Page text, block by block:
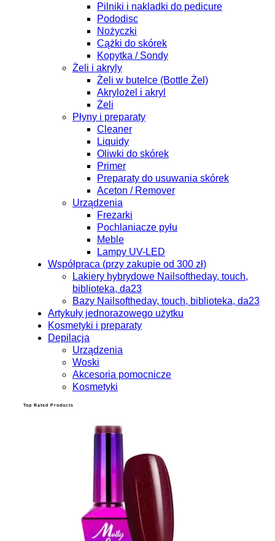
Pilniki i nakladki do pedicure
Pododisc
Nożyczki
Cążki do skórek
Kopytka / Sondy
Żeli i akryly
Żeli w butelce (Bottle Żel)
Akrylożel i akryl
Żeli
Płyny i preparaty
Cleaner
Liquidy
Oliwki do skórek
Primer
Preparaty do usuwania skórek
Aceton / Remover
Urządzenia
Frezarki
Pochlaniacze pyłu
Meble
Lampy UV-LED
Współpraca (przy zakupie od 300 zł)
Lakiery hybrydowe Nailsoftheday, touch,
biblioteka, da23
Bazy Nailsoftheday, touch, biblioteka, da23
Artykuły jednorazowego użytku
Kosmetyki i preparaty
Depilacja
Urządzenia
Woski
Akcesoria pomocnicze
Kosmetyki
Top Rated Products